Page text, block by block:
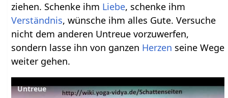
ziehen. Schenke ihm Liebe, schenke ihm
Verständnis, wünsche ihm alles Gute. Versuche
nicht dem anderen Untreue vorzuwerfen,
sondern lasse ihn von ganzen Herzen seine Wege
weiter gehen.
Untreue